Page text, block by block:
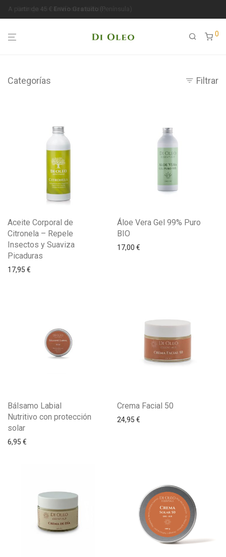
Entrega en 24-48 horas (SEUR)
0
Categorías Filtrar
Aceite Corporal de
Citronela – Repele
Insectos y Suaviza
Picaduras
17,95 €
Áloe Vera Gel 99% Puro
BIO
17,00 €
Bálsamo Labial
Nutritivo con protección
solar
6,95 €
Crema Facial 50
24,95 €